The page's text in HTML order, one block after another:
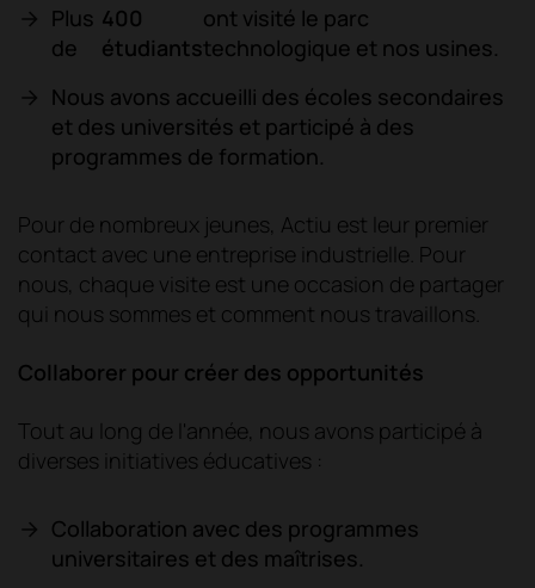
Plus
de
400
étudiants
ont visité le parc
technologique et nos usines.
Nous avons accueilli des écoles secondaires
et des universités et participé à des
programmes de formation.
Pour de nombreux jeunes, Actiu est leur premier
contact avec une entreprise industrielle. Pour
nous, chaque visite est une occasion de partager
qui nous sommes et comment nous travaillons.
Collaborer pour créer des opportunités
Tout au long de l'année, nous avons participé à
diverses initiatives éducatives :
Collaboration avec des programmes
universitaires et des maîtrises.